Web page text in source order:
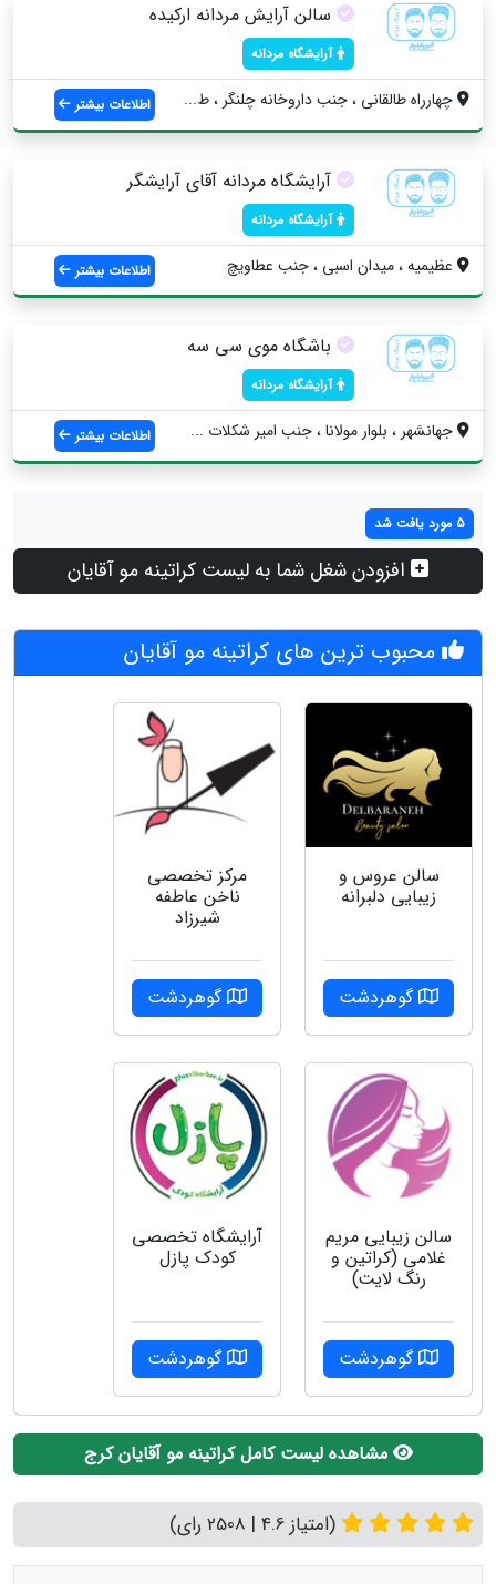
سالن آرایش مردانه ارکیده
آرایشگاه مردانه
چهارراه طالقاني ، جنب داروخانه چلنگر ، ط... اطلاعات بیشتر
آرایشگاه مردانه آقای آرایشگر
آرایشگاه مردانه
عظیمیه ، میدان اسبی ، جنب عطاویچ اطلاعات بیشتر
باشگاه موی سی سه
آرایشگاه مردانه
جهانشهر ، بلوار مولانا ، جنب امیر شکلات ... اطلاعات بیشتر
5 مورد یافت شد
افزودن شغل شما به لیست کراتینه مو آقایان
محبوب ترین های کراتینه مو آقایان
سالن عروس و
زیبایی دلبرانه
گوهردشت
مرکز تخصصی
ناخن عاطفه
شیرزاد
گوهردشت
سالن زیبایی مریم
غلامی (کراتین و
رنگ لایت)
گوهردشت
آرایشگاه تخصصی
کودک پازل
گوهردشت
مشاهده لیست کامل کراتینه مو آقایان کرج
(امتیاز 4.6 | 2508 رای)